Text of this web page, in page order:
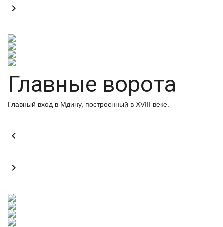

Главные ворота
Главный вход в Мдину, построенный в XVIII веке.

